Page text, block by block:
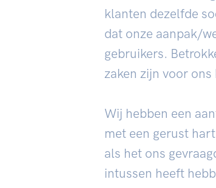
klanten dezelfde
dat onze aanpak/
gebruikers.
zaken zijn voor
Wij hebben een
met een gerust
als het ons
intussen heeft